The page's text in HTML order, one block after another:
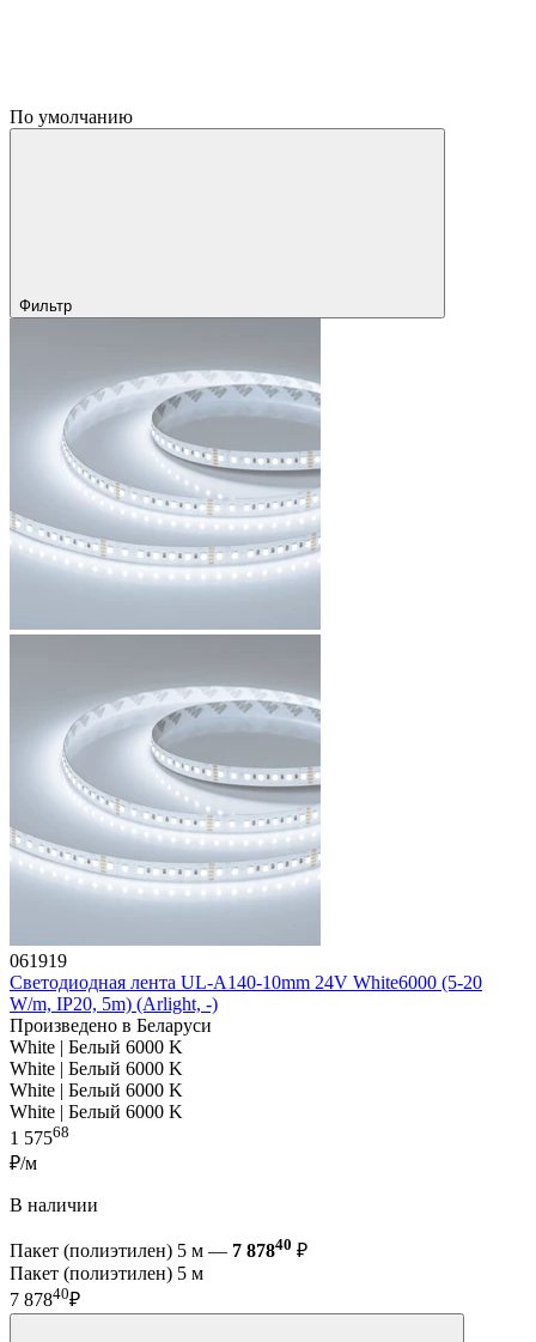
По умолчанию
Фильтр
061919
Светодиодная лента UL-A140-10mm 24V White6000 (5-20
W/m, IP20, 5m) (Arlight, -)
Произведено в Беларуси
White | Белый 6000 K
White | Белый 6000 K
White | Белый 6000 K
White | Белый 6000 K
1 57568
₽/м
В наличии
Пакет (полиэтилен) 5 м — 7 87840 ₽
Пакет (полиэтилен) 5 м
7 87840₽